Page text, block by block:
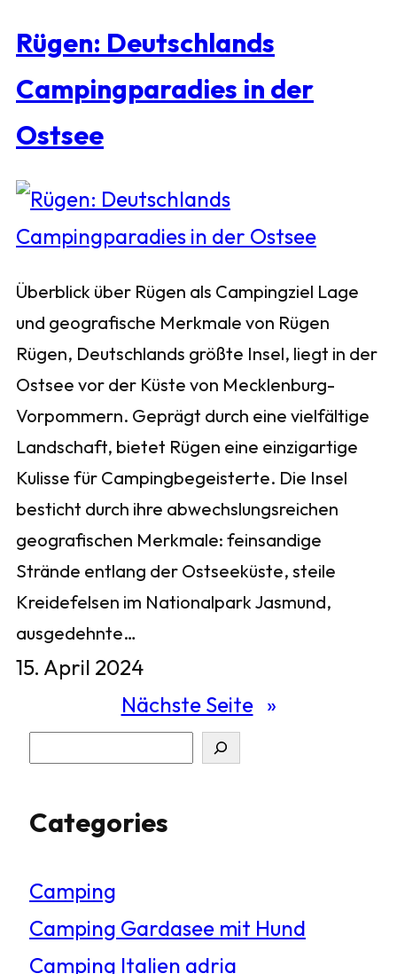
Rügen: Deutschlands
Campingparadies in der
Ostsee
Überblick über Rügen als Campingziel Lage
und geografische Merkmale von Rügen
Rügen, Deutschlands größte Insel, liegt in der
Ostsee vor der Küste von Mecklenburg-
Vorpommern. Geprägt durch eine vielfältige
Landschaft, bietet Rügen eine einzigartige
Kulisse für Campingbegeisterte. Die Insel
besticht durch ihre abwechslungsreichen
geografischen Merkmale: feinsandige
Strände entlang der Ostseeküste, steile
Kreidefelsen im Nationalpark Jasmund,
ausgedehnte…
15. April 2024
Nächste Seite »
c
e
n
Categories
Camping
Camping Gardasee mit Hund
Camping Italien adria